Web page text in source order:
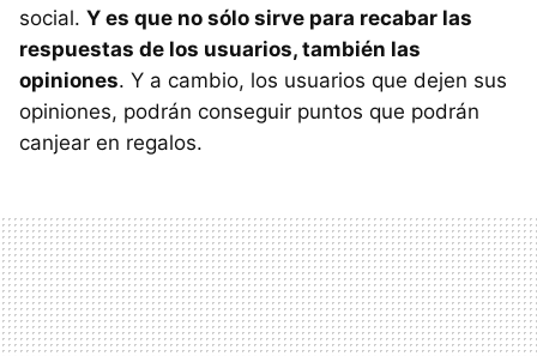
social. Y es que no sólo sirve para recabar las
respuestas de los usuarios, también las
opiniones. Y a cambio, los usuarios que dejen sus
opiniones, podrán conseguir puntos que podrán
canjear en regalos.